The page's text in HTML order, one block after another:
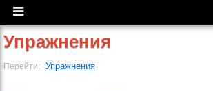
Упражнения
Перейти: Упражнения